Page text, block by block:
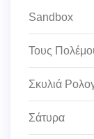
Sandbox
Τους
Σκυλιά
Σάτυρα